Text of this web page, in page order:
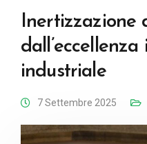
Inertizzazione
industriale
7 Settembre 2025